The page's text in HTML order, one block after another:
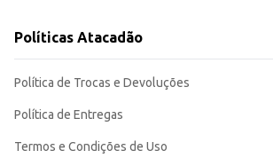
Políticas Atacadão
Política de Trocas e Devoluções
Política de Entregas
Termos e Condições de Uso